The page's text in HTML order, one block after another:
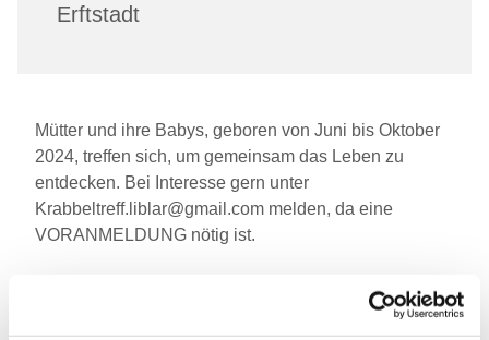
Erftstadt
Mütter und ihre Babys, geboren von Juni bis Oktober
2024, treffen sich, um gemeinsam das Leben zu
entdecken. Bei Interesse gern unter
Krabbeltreff.liblar@gmail.com melden, da eine
VORANMELDUNG nötig ist.